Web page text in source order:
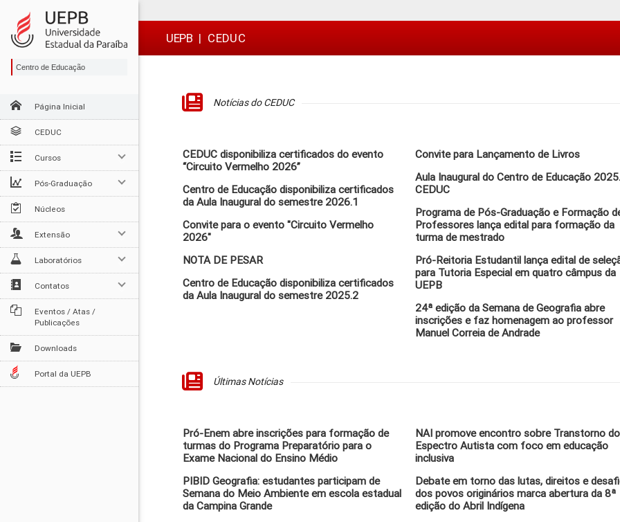
para
conteúdo
para
menu
para
busca
para
rodapé
 UEPB | CEDUC
Centro de Educação
Página Inicial
CEDUC
Cursos
Pós-Graduação
Núcleos
Extensão
Laboratórios
Contatos
Eventos / Atas /
Publicações
Downloads
Portal da UEPB
Notícias do CEDUC
CEDUC disponibiliza certificados do evento
“Circuito Vermelho 2026”
Centro de Educação disponibiliza certificados
da Aula Inaugural do semestre 2026.1
Convite para o evento "Circuito Vermelho
2026"
NOTA DE PESAR
Centro de Educação disponibiliza certificados
da Aula Inaugural do semestre 2025.2
Convite para Lançamento de Livros
Aula Inaugural do Centro de Educação
CEDUC
Programa de Pós-Graduação e Formação
Professores lança edital para formação da
turma de mestrado
Pró-Reitoria Estudantil lança edital de
para Tutoria Especial em quatro câmpus da
UEPB
24ª edição da Semana de Geografia abre
inscrições e faz homenagem ao professor
Manuel Correia de Andrade
Últimas Notícias
Pró-Enem abre inscrições para formação de
turmas do Programa Preparatório para o
Exame Nacional do Ensino Médio
PIBID Geografia: estudantes participam de
Semana do Meio Ambiente em escola estadual
da Campina Grande
NAI promove encontro sobre Transtorno do
Espectro Autista com foco em educação
inclusiva
Debate em torno das lutas, direitos e
dos povos originários marca abertura da 8ª
edição do Abril Indígena